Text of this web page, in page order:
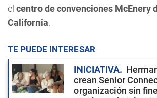
el centro de convenciones McEnery
California.
TE PUEDE INTERESAR
INICIATIVA
crean Senior
organización sin